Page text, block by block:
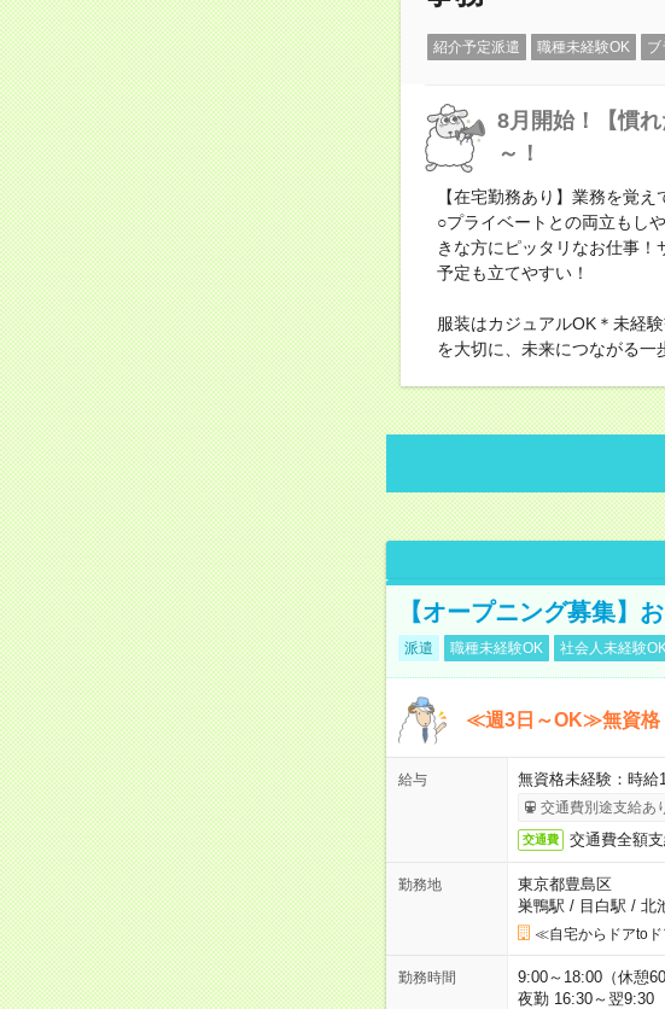
紹介予定派遣 職種未経験OK ブ
8月開始！【慣
～！
【在宅勤務あり】業務を覚
○プライベートとの両立もし
きな方にピッタリなお仕事！
予定も立てやすい！
服装はカジュアルOK＊未経
を大切に、未来につながる一
【オープニング募集】
派遣 職種未経験OK 社会人未経験OK
≪週3日～OK≫無資格
給与 無資格未経験：時
交通費別途支給あ
交通費 交通費全額
勤務地
東京都豊島区
巣鴨駅 / 目白駅 / 北
≪自宅からドアtoド
勤務時間
9:00～18:00（休憩
夜勤 16:30～翌9:30